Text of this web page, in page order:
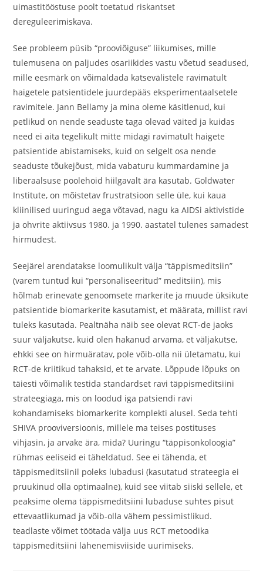
uimastitööstuse poolt toetatud riskantset
dereguleerimiskava.
See probleem püsib “prooviõiguse” liikumises, mille
tulemusena on paljudes osariikides vastu võetud seadused,
mille eesmärk on võimaldada katsevälistele ravimatult
haigetele patsientidele juurdepääs eksperimentaalsetele
ravimitele. Jann Bellamy ja mina oleme käsitlenud, kui
petlikud on nende seaduste taga olevad väited ja kuidas
need ei aita tegelikult mitte midagi ravimatult haigete
patsientide abistamiseks, kuid on selgelt osa nende
seaduste tõukejõust, mida vabaturu kummardamine ja
liberaalsuse poolehoid hiilgavalt ära kasutab. Goldwater
Institute, on mõistetav frustratsioon selle üle, kui kaua
kliinilised uuringud aega võtavad, nagu ka AIDSi aktivistide
ja ohvrite aktiivsus 1980. ja 1990. aastatel tulenes samadest
hirmudest.
Seejärel arendatakse loomulikult välja “täppismeditsiin”
(varem tuntud kui “personaliseeritud” meditsiin), mis
hõlmab erinevate genoomsete markerite ja muude üksikute
patsientide biomarkerite kasutamist, et määrata, millist ravi
tuleks kasutada. Pealtnäha näib see olevat RCT-de jaoks
suur väljakutse, kuid olen hakanud arvama, et väljakutse,
ehkki see on hirmuäratav, pole võib-olla nii ületamatu, kui
RCT-de kriitikud tahaksid, et te arvate. Lõppude lõpuks on
täiesti võimalik testida standardset ravi täppismeditsiini
strateegiaga, mis on loodud iga patsiendi ravi
kohandamiseks biomarkerite komplekti alusel. Seda tehti
SHIVA prooviversioonis, millele ma teises postituses
vihjasin, ja arvake ära, mida? Uuringu “täppisonkoloogia”
rühmas eeliseid ei täheldatud. See ei tähenda, et
täppismeditsiinil poleks lubadusi (kasutatud strateegia ei
pruukinud olla optimaalne), kuid see viitab siiski sellele, et
peaksime olema täppismeditsiini lubaduse suhtes pisut
ettevaatlikumad ja võib-olla vähem pessimistlikud.
teadlaste võimet töötada välja uus RCT metoodika
täppismeditsiini lähenemisviiside uurimiseks.